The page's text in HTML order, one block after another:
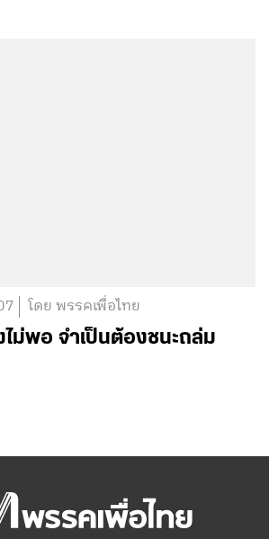
โดย พรรคเพื่อไทย
ม่พอ จำเป็นต้องชนะถล่ม